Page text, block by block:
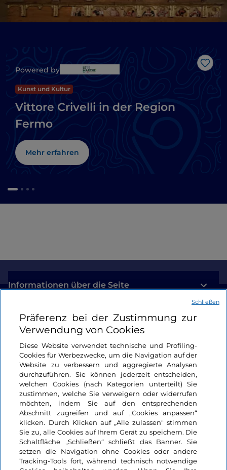
Like
Powered by
Kunst und Kultur
Vittore Crivelli in der Region
Fermo
Mehr erfahren
Informationen über die Seite
Nützliche Links
Login
Bleiben wir in Kontakt
Präferenz bei der Zustimmung zur
Verwendung von Cookies
Diese Website verwendet technische und Profiling-
Cookies für Werbezwecke, um die Navigation auf der
Website zu verbessern und aggregierte Analysen
durchzuführen. Sie können jederzeit entscheiden,
welchen Cookies (nach Kategorien unterteilt) Sie
zustimmen, welche Sie verweigern oder widerrufen
möchten, indem Sie auf den entsprechenden
Abschnitt zugreifen und auf „Cookies anpassen“
klicken. Durch Klicken auf „Alle zulassen“ stimmen
Sie zu, alle Cookies auf Ihrem Gerät zu speichern. Die
Schaltfläche „Schließen“ schließt das Banner. Sie
setzen die Navigation ohne Cookies oder andere
Tracking-Tools fort, während technisch notwendige
Schließen